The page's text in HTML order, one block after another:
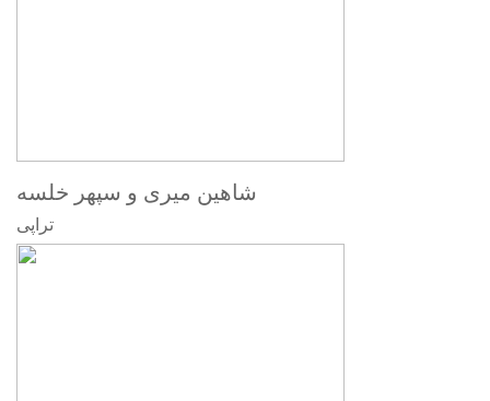
شاهین میری و سپهر خلسه
تراپی